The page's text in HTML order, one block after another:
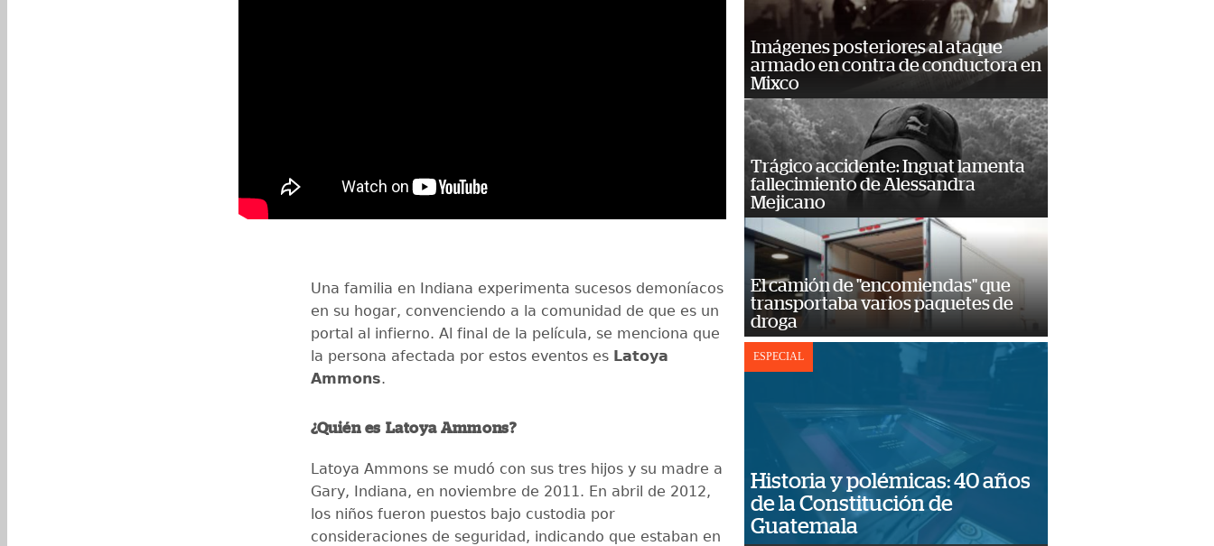
Una familia en Indiana experimenta sucesos demoníacos
en su hogar, convenciendo a la comunidad de que es un
portal al infierno. Al final de la película, se menciona que
la persona afectada por estos eventos es Latoya
Ammons.
¿Quién es Latoya Ammons?
Latoya Ammons se mudó con sus tres hijos y su madre a
Gary, Indiana, en noviembre de 2011. En abril de 2012,
los niños fueron puestos bajo custodia por
consideraciones de seguridad, indicando que estaban en
Imágenes posteriores al ataque
armado en contra de conductora en
Mixco
Trágico accidente: Inguat lamenta
fallecimiento de Alessandra
Mejicano
El camión de "encomiendas" que
transportaba varios paquetes de
droga
ESPECIAL
Historia y polémicas: 40 años
de la Constitución de
Guatemala